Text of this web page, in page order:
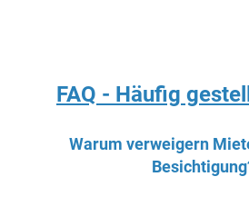
FAQ - Häufig
Warum verweigern